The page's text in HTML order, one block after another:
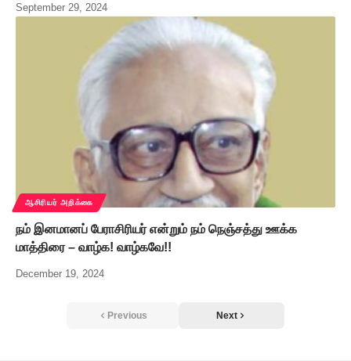
September 29, 2024
ஆசிரியர் அறிக்கை
நம் இனமானப் பேராசிரியர் என்றும் நம் நெஞ்சத்து ஊக்க
மாத்திரை – வாழ்க! வாழ்கவே!!
December 19, 2024
Previous Next